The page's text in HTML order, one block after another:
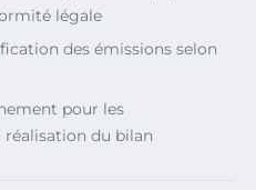
légale
des émissions selon
pour les
réalisation du bilan